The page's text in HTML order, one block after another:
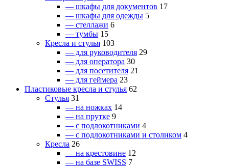
— шкафы для документов 17
— шкафы для одежды 5
— стеллажи 6
— тумбы 15
Кресла и стулья 103
— для руководителя 29
— для оператора 30
— для посетителя 21
— для геймера 23
Пластиковые кресла и стулья 62
Стулья 31
— на ножках 14
— на прутке 9
— с подлокотниками 4
— с подлокотниками и столиком 4
Кресла 26
— на крестовине 12
— на базе SWISS 7